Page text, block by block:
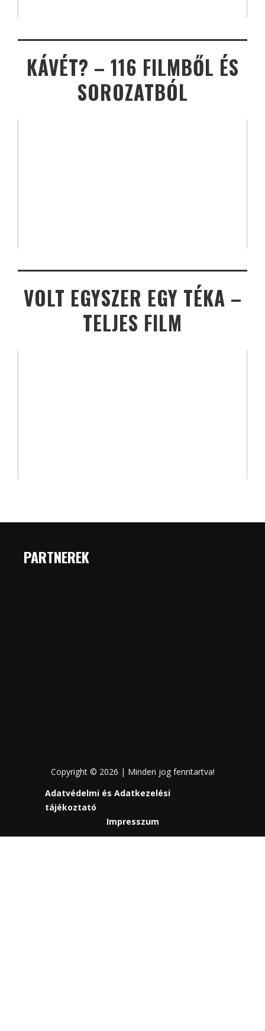
KÁVÉT? – 116 FILMBŐL ÉS
SOROZATBÓL
VOLT EGYSZER EGY TÉKA –
TELJES FILM
PARTNEREK
Copyright © 2026 | Minden jog fenntartva!
Adatvédelmi és Adatkezelési
tájékoztató
Impresszum